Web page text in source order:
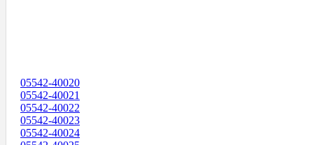
05542-40020
05542-40021
05542-40022
05542-40023
05542-40024